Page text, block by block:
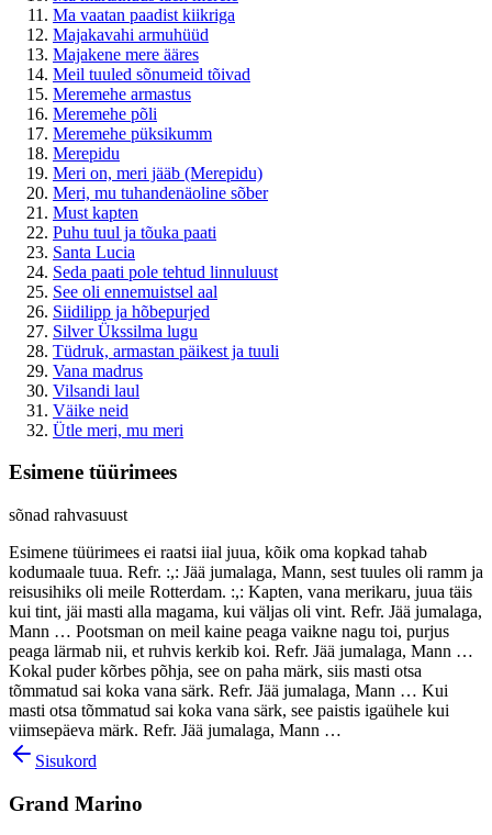
Ma vaatan paadist kiikriga
Majakavahi armuhüüd
Majakene mere ääres
Meil tuuled sõnumeid tõivad
Meremehe armastus
Meremehe põli
Meremehe püksikumm
Merepidu
Meri on, meri jääb (Merepidu)
Meri, mu tuhandenäoline sõber
Must kapten
Puhu tuul ja tõuka paati
Santa Lucia
Seda paati pole tehtud linnuluust
See oli ennemuistsel aal
Siidilipp ja hõbepurjed
Silver Ükssilma lugu
Tüdruk, armastan päikest ja tuuli
Vana madrus
Vilsandi laul
Väike neid
Ütle meri, mu meri
Esimene tüürimees
sõnad rahvasuust
Esimene tüürimees ei raatsi iial juua, kõik oma kopkad tahab
kodumaale tuua. Refr. :,: Jää jumalaga, Mann, sest tuules oli ramm ja
reisusihiks oli meile Rotterdam. :,: Kapten, vana merikaru, juua täis
kui tint, jäi masti alla magama, kui väljas oli vint. Refr. Jää jumalaga,
Mann … Pootsman on meil kaine peaga vaikne nagu toi, purjus
peaga lärmab nii, et ruhvis kerkib koi. Refr. Jää jumalaga, Mann …
Kokal puder kõrbes põhja, see on paha märk, siis masti otsa
tõmmatud sai koka vana särk. Refr. Jää jumalaga, Mann … Kui
masti otsa tõmmatud sai koka vana särk, see paistis igaühele kui
viimsepäeva märk. Refr. Jää jumalaga, Mann …
Sisukord
Grand Marino